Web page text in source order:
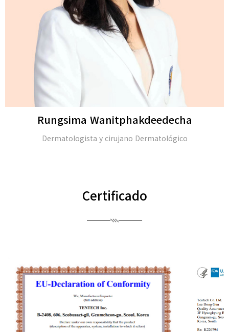
Rungsima Wanitphakdeedecha
Dermatologista y cirujano Dermatológico
Certificado